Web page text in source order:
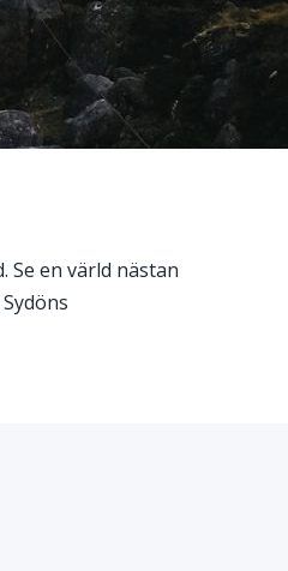
Se en värld nästan